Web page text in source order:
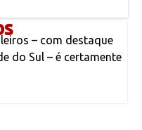
– com destaque
do Sul – é certamente